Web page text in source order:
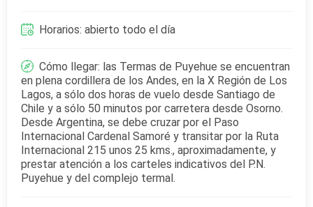
Horarios: abierto todo el día
Cómo llegar: las Termas de Puyehue se encuentran
en plena cordillera de los Andes, en la X Región de Los
Lagos, a sólo dos horas de vuelo desde Santiago de
Chile y a sólo 50 minutos por carretera desde Osorno.
Desde Argentina, se debe cruzar por el Paso
Internacional Cardenal Samoré y transitar por la Ruta
Internacional 215 unos 25 kms., aproximadamente, y
prestar atención a los carteles indicativos del P.N.
Puyehue y del complejo termal.